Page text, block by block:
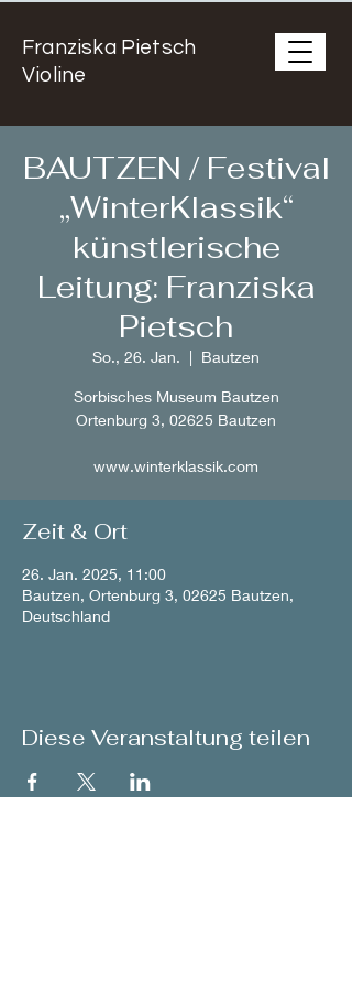
Franziska Pietsch
Violine
BAUTZEN / Festival
„WinterKlassik“
künstlerische
Leitung: Franziska
Pietsch
So., 26. Jan.
  |
Bautzen
Sorbisches Museum Bautzen
Ortenburg 3, 02625 Bautzen
www.winterklassik.com
Zeit & Ort
26. Jan. 2025, 11:00
Bautzen, Ortenburg 3, 02625 Bautzen,
Deutschland
Diese Veranstaltung teilen